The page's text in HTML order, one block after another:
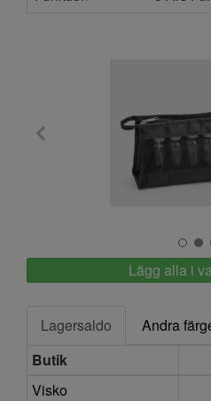
North
Lägg alla i
Lagersaldo
Andra
Butik
Visko